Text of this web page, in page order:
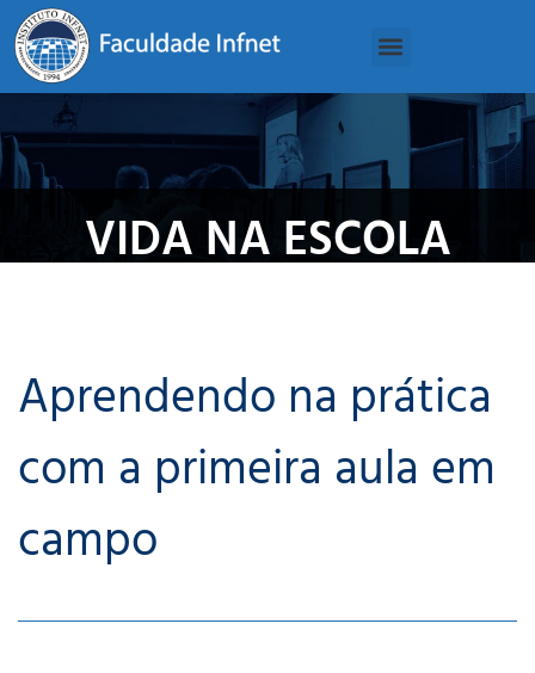
VIDA NA ESCOLA
Aprendendo na prática
com a primeira aula em
campo